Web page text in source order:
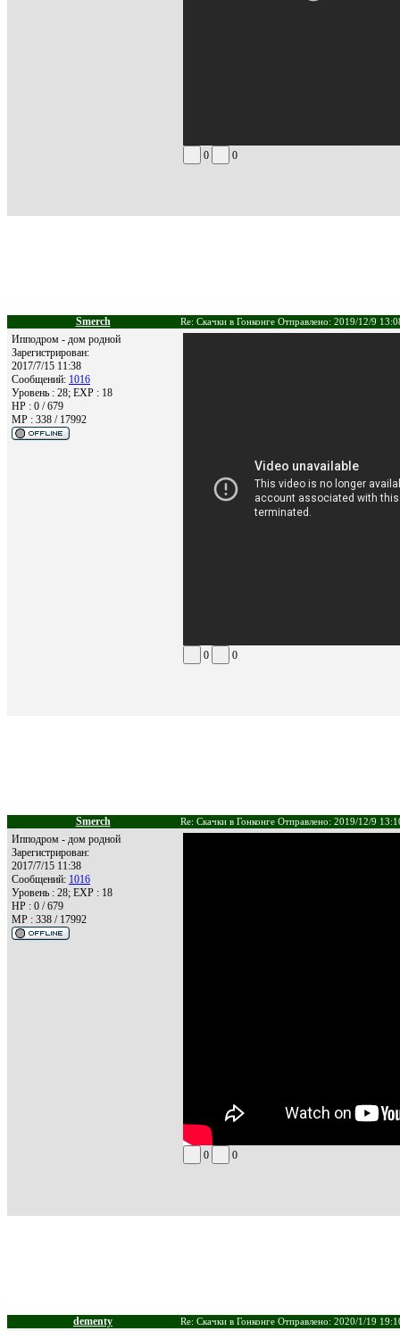
0 0
Smerch Re: Скачки в Гонконге Отправлено: 2019/12/9
Ипподром - дом родной
Зарегистрирован:
2017/7/15 11:38
Сообщений: 1016
Уровень : 28; EXP : 18
HP : 0 / 679
MP : 338 / 17992
0 0
Smerch Re: Скачки в Гонконге Отправлено: 2019/12/9
Ипподром - дом родной
Зарегистрирован:
2017/7/15 11:38
Сообщений: 1016
Уровень : 28; EXP : 18
HP : 0 / 679
MP : 338 / 17992
0 0
dementy Re: Скачки в Гонконге Отправлено: 2020/1/19